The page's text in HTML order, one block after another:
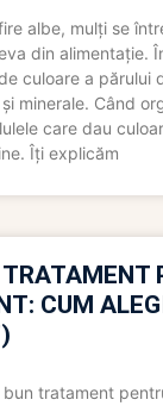
albe, mulți se
din alimentație.
culoare a părului
minerale. Când
care dau
Îți explicăm
CUM
tratament